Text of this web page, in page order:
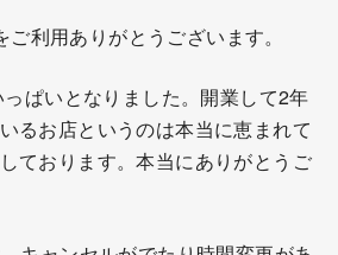
利用ありがとうございます。
ぱいとなりました。開業して2年
るお店というのは本当に恵まれて
ております。本当にありがとうご